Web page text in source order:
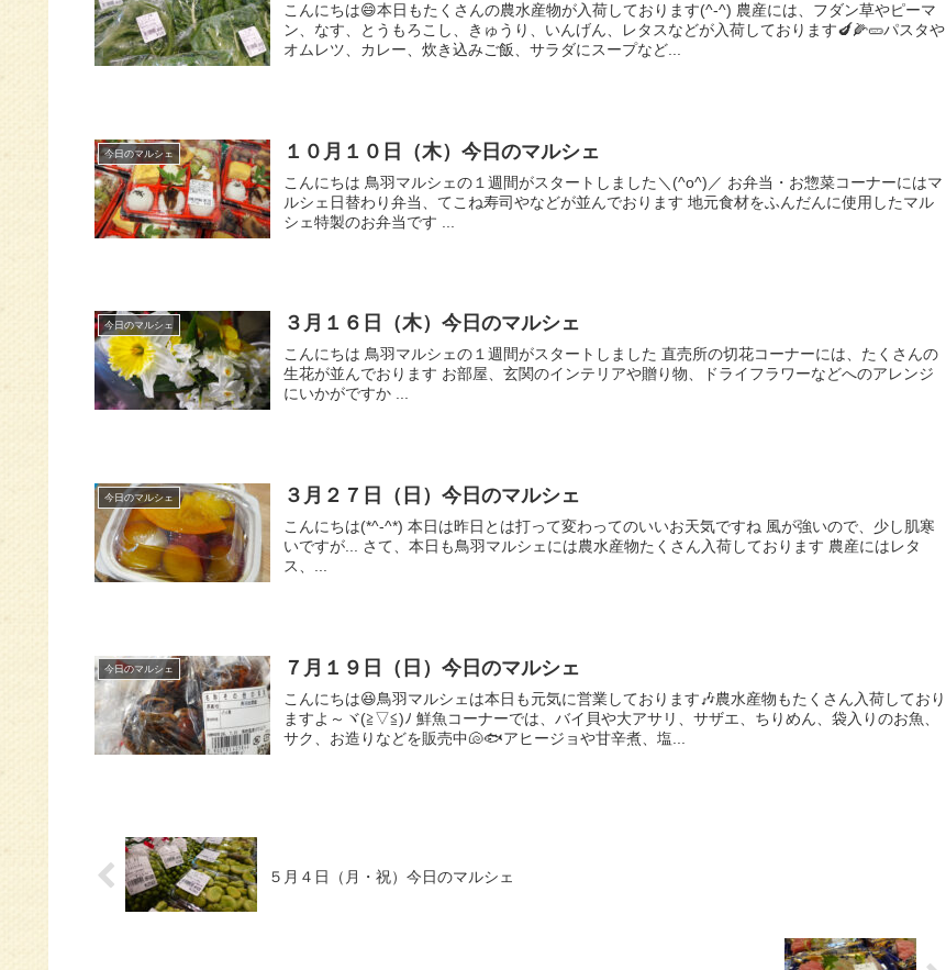
こんにちは😄本日もたくさんの農水産物が入荷しております(^-^) 農産には、フダン草やピーマ
ン、なす、とうもろこし、きゅうり、いんげん、レタスなどが入荷しております🍆🌽🥒パスタや
オムレツ、カレー、炊き込みご飯、サラダにスープなど...
今日のマルシェ １０月１０日（木）今日のマルシェ
こんにちは 鳥羽マルシェの１週間がスタートしました＼(^o^)／ お弁当・お惣菜コーナーにはマ
ルシェ日替わり弁当、てこね寿司やなどが並んでおります 地元食材をふんだんに使用したマル
シェ特製のお弁当です ...
今日のマルシェ ３月１６日（木）今日のマルシェ
こんにちは 鳥羽マルシェの１週間がスタートしました 直売所の切花コーナーには、たくさんの
生花が並んでおります お部屋、玄関のインテリアや贈り物、ドライフラワーなどへのアレンジ
にいかがですか ...
今日のマルシェ ３月２７日（日）今日のマルシェ
こんにちは(*^-^*) 本日は昨日とは打って変わってのいいお天気ですね 風が強いので、少し肌寒
いですが... さて、本日も鳥羽マルシェには農水産物たくさん入荷しております 農産にはレタ
ス、...
今日のマルシェ ７月１９日（日）今日のマルシェ
こんにちは😆鳥羽マルシェは本日も元気に営業しております🎶農水産物もたくさん入荷しており
ますよ～ヾ(≧▽≦)ﾉ 鮮魚コーナーでは、バイ貝や大アサリ、サザエ、ちりめん、袋入りのお魚、
サク、お造りなどを販売中🐚🐟アヒージョや甘辛煮、塩...
５月４日（月・祝）今日のマルシェ